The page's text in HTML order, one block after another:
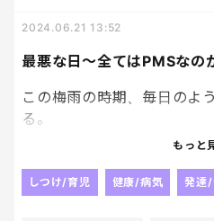
全てのことが不安になる。
PMSで心が絶不調....
最悪な日〜全てはPMSなの
2024.06.21 13:52
この梅雨の時期、毎日のよ
る。
加えて今日は土砂降りの中
ら…
もっと
しつけ/育児 健康/病気 発達/